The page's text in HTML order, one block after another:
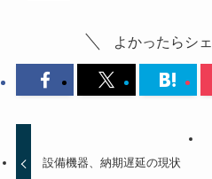
よかったらシ
設備機器、納期遅延の現状